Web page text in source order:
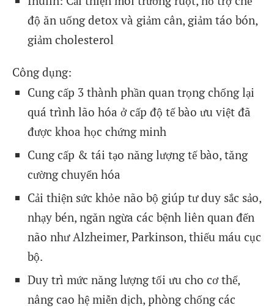
độ ăn uống detox và giảm cân, giảm táo bón,
giảm cholesterol
Công dụng:
Cung cấp 3 thành phần quan trọng chống lại
quá trình lão hóa ở cấp độ tế bào ưu việt đã
được khoa học chứng minh
Cung cấp & tái tạo năng lượng tế bào, tăng
cường chuyển hóa
Cải thiện sức khỏe não bộ giúp tư duy sắc sảo,
nhạy bén, ngăn ngừa các bệnh liên quan đến
não như Alzheimer, Parkinson, thiếu máu cục
bộ.
Duy trì mức năng lượng tối ưu cho cơ thể,
nâng cao hệ miễn dịch, phòng chống các